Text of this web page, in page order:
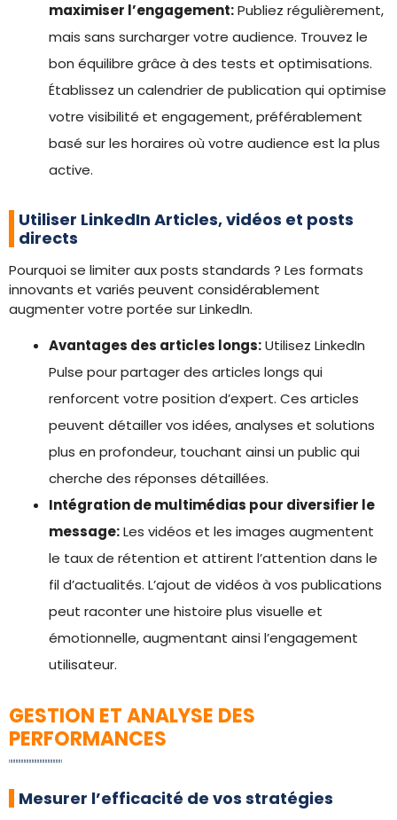
maximiser l’engagement:Publiez régulièrement,
mais sans surcharger votre audience. Trouvez le
bon équilibre grâce à des tests et optimisations.
Établissez un calendrier de publication qui optimise
votre visibilité et engagement, préférablement
basé sur les horaires où votre audience est la plus
active.
Utiliser LinkedIn Articles, vidéos et posts
directs
Pourquoi se limiter aux posts standards ? Les formats
innovants et variés peuvent considérablement
augmenter votre portée sur LinkedIn.
Avantages des articles longs:Utilisez LinkedIn
Pulse pour partager des articles longs qui
renforcent votre position d’expert. Ces articles
peuvent détailler vos idées, analyses et solutions
plus en profondeur, touchant ainsi un public qui
cherche des réponses détaillées.
Intégration de multimédias pour diversifier le
message:Les vidéos et les images augmentent
le taux de rétention et attirent l’attention dans le
fil d’actualités. L’ajout de vidéos à vos publications
peut raconter une histoire plus visuelle et
émotionnelle, augmentant ainsi l’engagement
utilisateur.
GESTION ET ANALYSE DES
PERFORMANCES
Mesurer l’efficacité de vos stratégies